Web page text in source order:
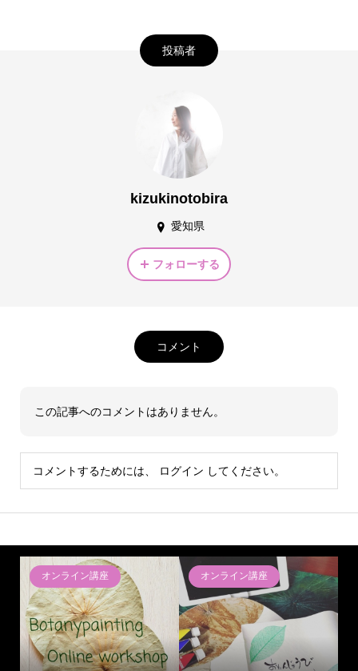
投稿者
kizukinotobira
愛知県
フォローする
コメント
この記事へのコメントはありません。
コメントするためには、 ログイン してください。
オンライン講座 オンライン講座